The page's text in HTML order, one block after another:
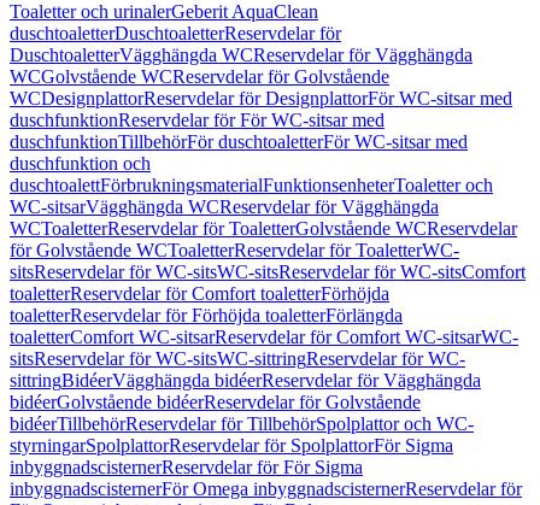
Toaletter och urinalerGeberit AquaClean
duschtoaletterDuschtoaletterReservdelar för
DuschtoaletterVägghängda WCReservdelar för Vägghängda
WCGolvstående WCReservdelar för Golvstående
WCDesignplattorReservdelar för DesignplattorFör WC-sitsar med
duschfunktionReservdelar för För WC-sitsar med
duschfunktionTillbehörFör duschtoaletterFör WC-sitsar med
duschfunktion och
duschtoalettFörbrukningsmaterialFunktionsenheterToaletter och
WC-sitsarVägghängda WCReservdelar för Vägghängda
WCToaletterReservdelar för ToaletterGolvstående WCReservdelar
för Golvstående WCToaletterReservdelar för ToaletterWC-
sitsReservdelar för WC-sitsWC-sitsReservdelar för WC-sitsComfort
toaletterReservdelar för Comfort toaletterFörhöjda
toaletterReservdelar för Förhöjda toaletterFörlängda
toaletterComfort WC-sitsarReservdelar för Comfort WC-sitsarWC-
sitsReservdelar för WC-sitsWC-sittringReservdelar för WC-
sittringBidéerVägghängda bidéerReservdelar för Vägghängda
bidéerGolvstående bidéerReservdelar för Golvstående
bidéerTillbehörReservdelar för TillbehörSpolplattor och WC-
styrningarSpolplattorReservdelar för SpolplattorFör Sigma
inbyggnadscisternerReservdelar för För Sigma
inbyggnadscisternerFör Omega inbyggnadscisternerReservdelar för